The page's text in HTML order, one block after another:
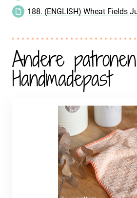
188. (ENGLISH) Wheat Fields
Andere
Handmadepast